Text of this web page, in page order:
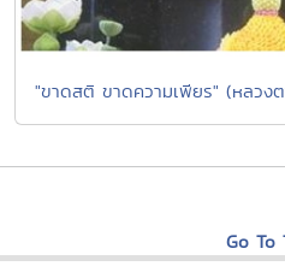
"ขาดสติ ขาดความเพียร" (หลว
Go To